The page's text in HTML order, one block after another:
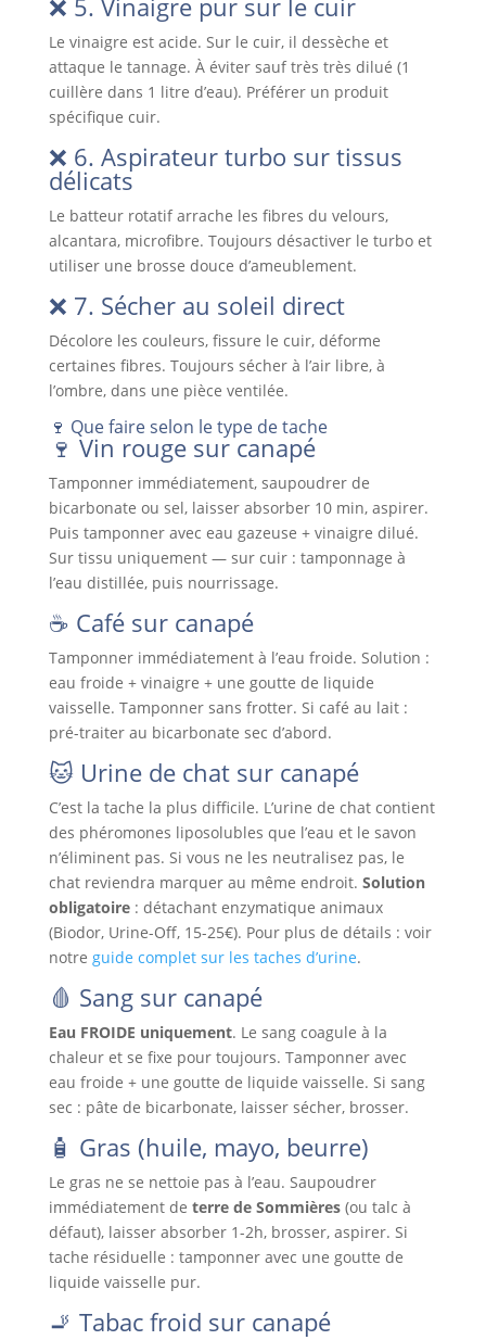
❌ 5. Vinaigre pur sur le cuir
Le vinaigre est acide. Sur le cuir, il dessèche et
attaque le tannage. À éviter sauf très très dilué (1
cuillère dans 1 litre d’eau). Préférer un produit
spécifique cuir.
❌ 6. Aspirateur turbo sur tissus
délicats
Le batteur rotatif arrache les fibres du velours,
alcantara, microfibre. Toujours désactiver le turbo et
utiliser une brosse douce d’ameublement.
❌ 7. Sécher au soleil direct
Décolore les couleurs, fissure le cuir, déforme
certaines fibres. Toujours sécher à l’air libre, à
l’ombre, dans une pièce ventilée.
🍷 Que faire selon le type de tache
🍷 Vin rouge sur canapé
Tamponner immédiatement, saupoudrer de
bicarbonate ou sel, laisser absorber 10 min, aspirer.
Puis tamponner avec eau gazeuse + vinaigre dilué.
Sur tissu uniquement — sur cuir : tamponnage à
l’eau distillée, puis nourrissage.
☕ Café sur canapé
Tamponner immédiatement à l’eau froide. Solution :
eau froide + vinaigre + une goutte de liquide
vaisselle. Tamponner sans frotter. Si café au lait :
pré-traiter au bicarbonate sec d’abord.
🐱 Urine de chat sur canapé
C’est la tache la plus difficile. L’urine de chat contient
des phéromones liposolubles que l’eau et le savon
n’éliminent pas. Si vous ne les neutralisez pas, le
chat reviendra marquer au même endroit. Solution
obligatoire: détachant enzymatique animaux
(Biodor, Urine-Off, 15-25€). Pour plus de détails : voir
notre guide complet sur les taches d’urine.
🩸 Sang sur canapé
Eau FROIDE uniquement. Le sang coagule à la
chaleur et se fixe pour toujours. Tamponner avec
eau froide + une goutte de liquide vaisselle. Si sang
sec : pâte de bicarbonate, laisser sécher, brosser.
🧴 Gras (huile, mayo, beurre)
Le gras ne se nettoie pas à l’eau. Saupoudrer
immédiatement de terre de Sommières(ou talc à
défaut), laisser absorber 1-2h, brosser, aspirer. Si
tache résiduelle : tamponner avec une goutte de
liquide vaisselle pur.
🚬 Tabac froid sur canapé